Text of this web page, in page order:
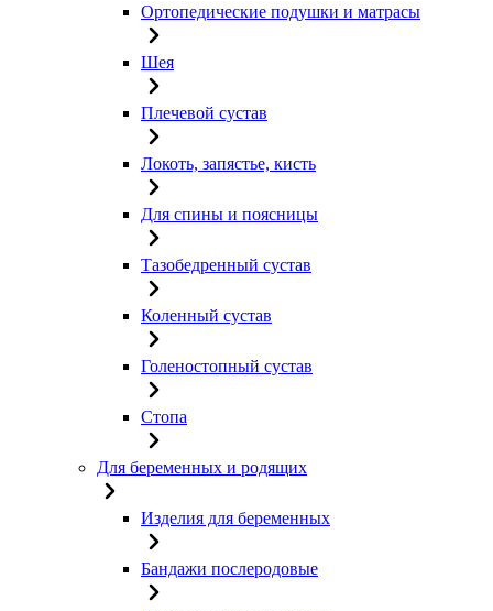
Ортопедические подушки и матрасы
Шея
Плечевой сустав
Локоть, запястье, кисть
Для спины и поясницы
Тазобедренный сустав
Коленный сустав
Голеностопный сустав
Стопа
Для беременных и родящих
Изделия для беременных
Бандажи послеродовые